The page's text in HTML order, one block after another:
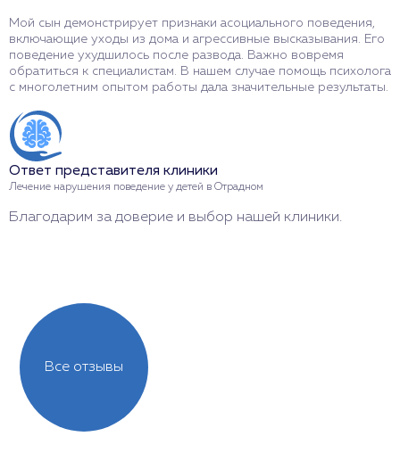
Мой сын демонстрирует признаки асоциального поведения,
включающие уходы из дома и агрессивные высказывания. Его
поведение ухудшилось после развода. Важно вовремя
обратиться к специалистам. В нашем случае помощь психолога
с многолетним опытом работы дала значительные результаты.
Ответ представителя клиники
Лечение нарушения поведение у детей в Отрадном
Благодарим за доверие и выбор нашей клиники.
Все отзывы